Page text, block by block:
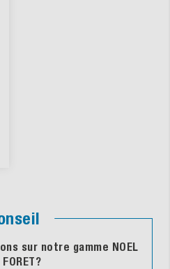
sur notre gamme NOEL
FORET?